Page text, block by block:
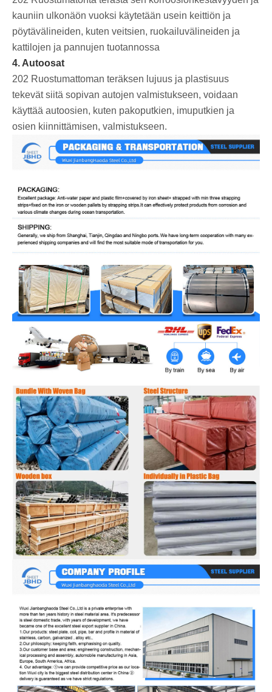
kauniin ulkonäön vuoksi käytetään usein keittiön ja
pöytävälineiden, kuten veitsien, ruokailuvälineiden ja
kattilojen ja pannujen tuotannossa
‌4. Autoosat
202 Ruostumattoman teräksen lujuus ja plastisuus
tekevät siitä sopivan autojen valmistukseen, voidaan
käyttää autoosien, kuten pakoputkien, imuputkien ja
osien kiinnittämisen, valmistukseen.‌